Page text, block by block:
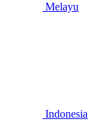
Melayu
Indonesia